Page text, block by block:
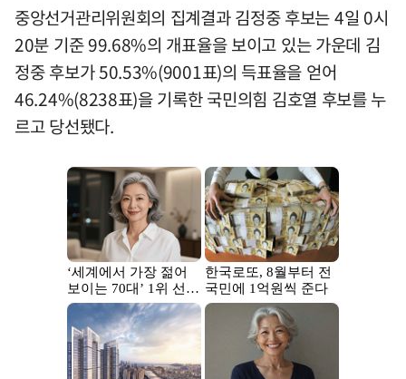
중앙선거관리위원회의 집계결과 김정중 후보는 4일 0시
20분 기준 99.68%의 개표율을 보이고 있는 가운데 김
정중 후보가 50.53%(9001표)의 득표율을 얻어
46.24%(8238표)을 기록한 국민의힘 김호열 후보를 누
르고 당선됐다.